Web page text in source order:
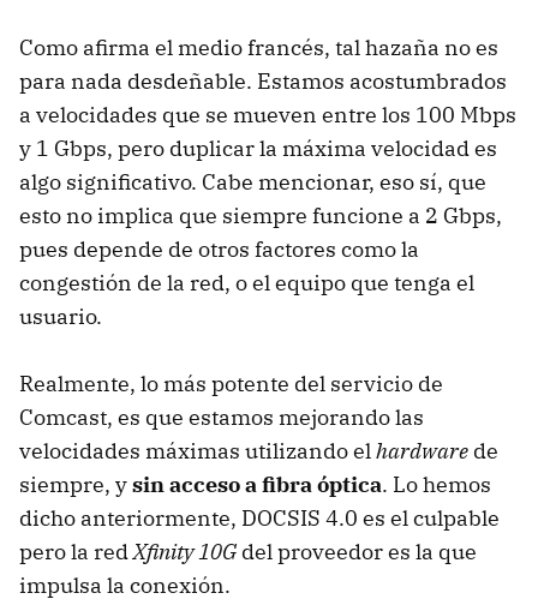
Como afirma el medio francés, tal hazaña no es
para nada desdeñable. Estamos acostumbrados
a velocidades que se mueven entre los 100 Mbps
y 1 Gbps, pero duplicar la máxima velocidad es
algo significativo. Cabe mencionar, eso sí, que
esto no implica que siempre funcione a 2 Gbps,
pues depende de otros factores como la
congestión de la red, o el equipo que tenga el
usuario.
Realmente, lo más potente del servicio de
Comcast, es que estamos mejorando las
velocidades máximas utilizando elhardware de
siempre, ysin acceso a fibra óptica. Lo hemos
dicho anteriormente, DOCSIS 4.0 es el culpable
pero la redXfinity 10G del proveedor es la que
impulsa la conexión.